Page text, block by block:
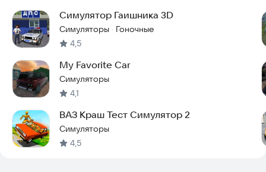
Симулятор Гаишника 3D
Симуляторы · Гоночные
4,5
My Favorite Car
Симуляторы
4,1
ВАЗ Краш Тест Симулятор 2
Симуляторы
4,5